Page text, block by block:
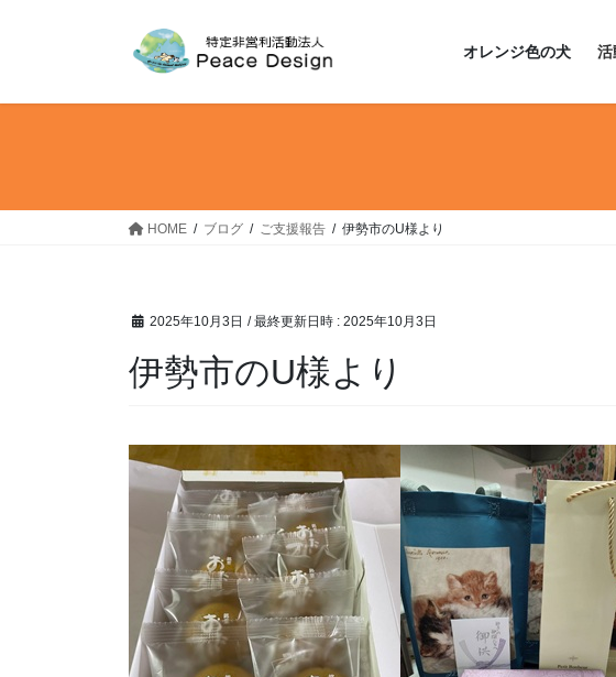
オレンジ色の犬 活
HOME ブログ ご支援報告 伊勢市のU様より
2025年10月3日 / 最終更新日時 : 2025年10月3日
伊勢市のU様より